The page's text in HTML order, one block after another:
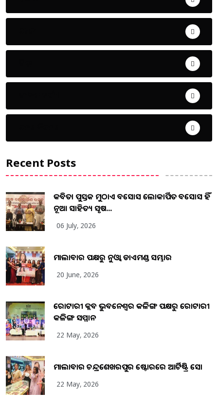
Recent Posts
କବିତା ପୁସ୍ତକ ମୁଠାଏ ଅବସୋସ ଲୋକାର୍ପିତ ଅବସୋସ ହିଁ
ନୂଆ ସାହିତ୍ୟ ସୃଷ...
06 July, 2026
ମାଲାବାର ପକ୍ଷରୁ ନୁଓ୍ବା ଡାଏମଣ୍ଡ ସମ୍ଭାର
20 June, 2026
ରୋଟାରୀ କ୍ଲବ ଭୁବନେଶ୍ୱର କଳିଙ୍ଗ ପକ୍ଷରୁ ରୋଟାରୀ
କଳିଙ୍ଗ ସମ୍ମାନ
22 May, 2026
ମାଲାବାର ଚନ୍ଦ୍ରଶେଖରପୁର ଷ୍ଟୋରରେ ଆର୍ଟିଷ୍ଟ୍ରି ସୋ
22 May, 2026